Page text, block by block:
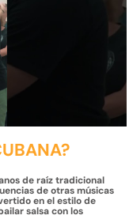
de raíz tradicional
de otras músicas
en el estilo de
salsa con los